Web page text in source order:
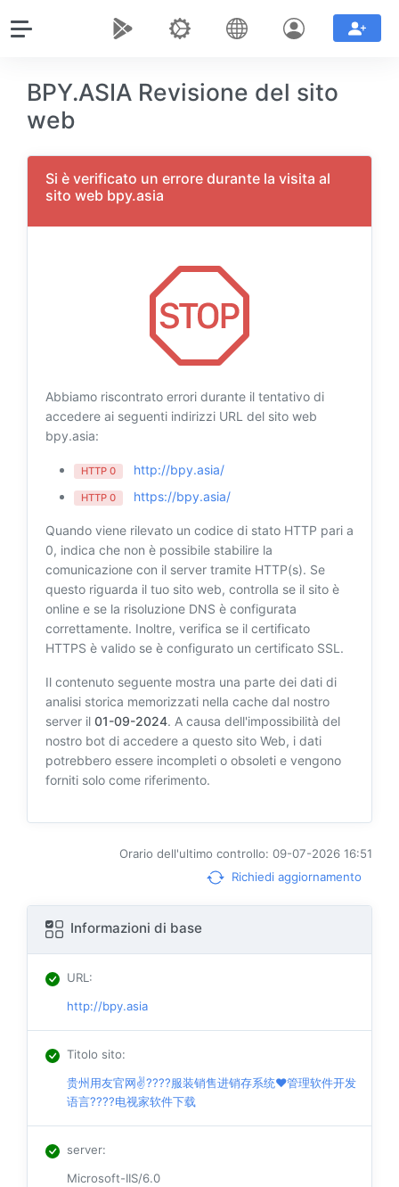
BPY.ASIA Revisione del sito
web
Si è verificato un errore durante la visita al
sito web bpy.asia
Abbiamo riscontrato errori durante il tentativo di
accedere ai seguenti indirizzi URL del sito web
bpy.asia:
HTTP 0 http://bpy.asia/
HTTP 0 https://bpy.asia/
Quando viene rilevato un codice di stato HTTP pari a
0, indica che non è possibile stabilire la
comunicazione con il server tramite HTTP(s). Se
questo riguarda il tuo sito web, controlla se il sito è
online e se la risoluzione DNS è configurata
correttamente. Inoltre, verifica se il certificato
HTTPS è valido se è configurato un certificato SSL.
Il contenuto seguente mostra una parte dei dati di
analisi storica memorizzati nella cache dal nostro
server il 01-09-2024. A causa dell'impossibilità del
nostro bot di accedere a questo sito Web, i dati
potrebbero essere incompleti o obsoleti e vengono
forniti solo come riferimento.
Orario dell'ultimo controllo: 09-07-2026 16:51
Richiedi aggiornamento
Informazioni di base
URL:
http://bpy.asia
Titolo sito:
贵州用友官网✌????服装销售进销存系统❤️管理软件开发
语言????电视家软件下载
server:
Microsoft-IIS/6.0